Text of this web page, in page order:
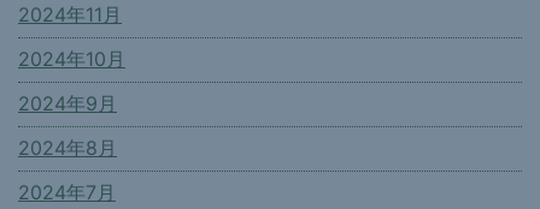
2024年11月
2024年10月
2024年9月
2024年8月
2024年7月